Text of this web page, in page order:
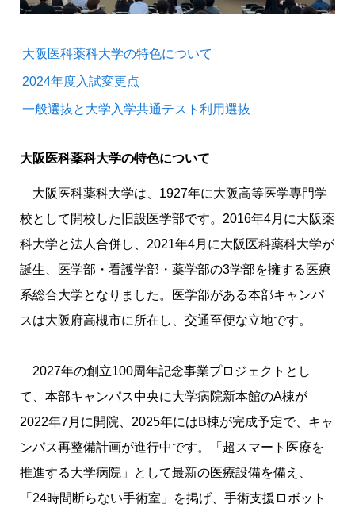
大阪医科薬科大学の特色について
2024年度入試変更点
一般選抜と大学入学共通テスト利用選抜
大阪医科薬科大学の特色について
大阪医科薬科大学は、1927年に大阪高等医学専門学
校として開校した旧設医学部です。2016年4月に大阪薬
科大学と法人合併し、2021年4月に大阪医科薬科大学が
誕生、医学部・ 看護学部 ・薬学部の3学部を擁する医療
系総合大学となりました。医学部がある本部キャンパ
スは大阪府高槻市に所在し、交通至便な立地です。
2027年の創立100周年記念事業プロジェクトとし
て、本部キャンパス中央に大学病院新本館のA棟が
2022年7月に開院、2025年にはB棟が完成予定で、キャ
ンパス再整備計画が進行中です。「超スマート医療を
推進する大学病院」として最新の医療設備を備え、
「24時間断らない手術室」を掲げ、手術支援ロボット